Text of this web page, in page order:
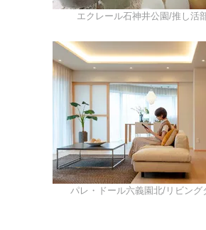
エクレール石神井公園/推し活
パレ・ドール六義園北/リビング